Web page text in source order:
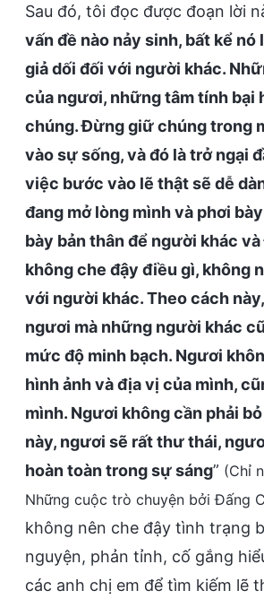
Sau đó, tôi đọc được đoạn lời
vấn đề nào nảy sinh, bất kể
giả dối đối với người khác.
của ngươi, những tâm tính bại
chúng. Đừng giữ chúng trong
vào sự sống, và đó là trở ngại
việc bước vào lẽ thật sẽ dễ
đang mở lòng mình và phơi
bày bản thân để người khác
không che đậy điều gì, không
với người khác. Theo cách
ngươi mà những người khác
mức độ minh bạch. Ngươi
hình ảnh và địa vị của mình,
mình. Ngươi không cần phải
này, ngươi sẽ rất thư thái,
hoàn toàn trong sự sáng” (Chỉ
Những cuộc trò chuyện bởi Đấng
không nên che đậy tình trạng
nguyện, phản tỉnh, cố gắng
các anh chị em để tìm kiếm lẽ